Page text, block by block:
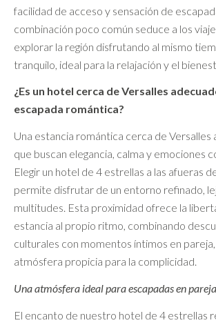
facilidad de acceso y sensación de
combinación poco común seduce a los
explorar la región disfrutando al mismo
tranquilo, ideal para la relajación y el
¿Es un hotel cerca de Versalles
escapada romántica?
Una estancia romántica cerca de Versalles
que buscan elegancia, calma y emociones
Elegir un hotel de 4 estrellas a las afueras
permite disfrutar de un entorno refinado,
multitudes. Esta proximidad ofrece la
estancia al propio ritmo, combinando
culturales con momentos íntimos en pareja,
atmósfera propicia para la complicidad.
Una atmósfera ideal para escapadas en pareja
El encanto de nuestro hotel de 4 estrellas